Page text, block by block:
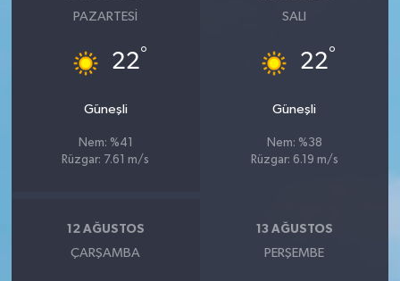
PAZARTESI
22°
Güneşli
Nem: %41
Rüzgar: 7.61 m/s
SALI
22°
Güneşli
Nem: %38
Rüzgar: 6.19 m/s
12 AĞUSTOS
ÇARŞAMBA
13 AĞUSTOS
PERŞEMBE